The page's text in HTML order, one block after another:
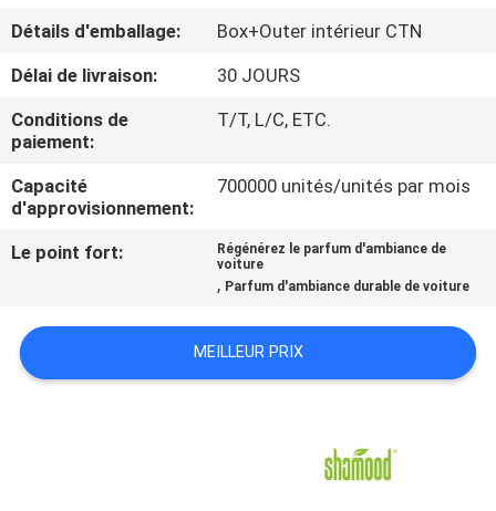
CONTRÔLE
DE
QUALITÉ
CONTACTEZ-
NOUS
DEMANDEZ
Détails d'emballage:
Box+Outer intérieur CTN
Délai de livraison:
30 JOURS
Conditions de
paiement:
T/T, L/C, ETC.
Capacité
d'approvisionnement:
700000 unités/unités par mois
Le point fort:
Régénérez le parfum d'ambiance de
voiture
, Parfum d'ambiance durable de voiture
MEILLEUR PRIX